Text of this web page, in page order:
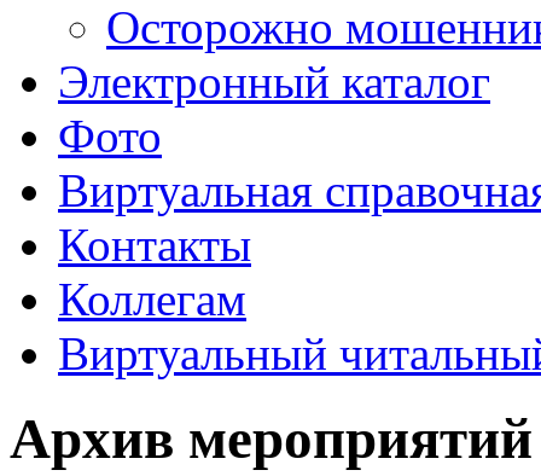
Осторожно
Электронный каталог
Фото
Виртуальная
Контакты
Коллегам
Виртуальный
Архив мероприятий